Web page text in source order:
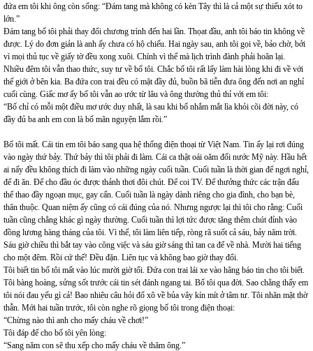
đứa em tôi khi ông còn sống: “Đám tang mà không có kèn Tây thì là cả một sự thiếu xót to
lớn.”
Đám tang bố tôi phải thay đổi chương trình đến hai lần. Thọat đầu, anh tôi báo tin không về
được. Lý do đơn giản là anh ấy chưa có hộ chiếu. Hai ngày sau, anh tôi gọi về, bảo chờ, bởi
vì mọi thủ tục về giấy tờ đều xong xuôi. Chính vì thế mà lịch trình đành phải hoãn lại.
Nhiều đêm tôi vẫn thao thức, suy tư về bố tôi. Chắc bố tôi rất lấy làm hài lòng khi đi về với
thế giới ở bên kia. Ba đứa con trai đều có mặt đầy đủ, buồn bã tiễn đưa ông đến nơi an nghỉ
cuối cùng. Giấc mơ ấy bố tôi vẫn ao ước từ lâu và ông thường thủ thỉ với em tôi:
“Bố chỉ có mỗi một điều mơ ước duy nhất, là sau khi bố nhắm mắt lìa khỏi cõi đời này, có
đầy đủ ba anh em con là bố mãn nguyện lắm rồi.”
Bố tôi mất. Cái tin em tôi báo sang qua hệ thống điện thoại từ Việt Nam. Tin ấy lại rơi đúng
vào ngày thứ bảy. Thứ bảy thì tôi phải đi làm. Cái ca thật oái oăm đối nước Mỹ này. Hầu hết
ai nấy đều không thích đi làm vào những ngày cuối tuần. Cuối tuần là thời gian để ngơi nghỉ,
để đi ăn. Để cho đầu óc được thảnh thơi đôi chút. Để coi TV. Để thưởng thức các trận đấu
thể thao đầy ngoạn mục, gay cấn. Cuối tuần là ngày dành riêng cho gia đình, cho bạn bè,
thân thuộc. Quan niệm ấy cũng có cái đúng của nó. Nhưng ngược lại thì tôi cho rằng: Cuối
tuần cũng chẳng khác gì ngày thường. Cuối tuần thì lợi tức được tăng thêm chút đỉnh vào
đồng lương hàng tháng của tôi. Vì thế, tôi làm liên tiếp, ròng rã suốt cả sáu, bảy năm trời.
Sáu giờ chiều thì bắt tay vào công việc và sáu giờ sáng thì tan ca để về nhà. Mười hai tiếng
cho một đêm. Rồi cứ thế! Đều đặn. Liên tục và không bao giờ thay đổi.
Tôi biết tin bố tôi mất vào lúc mười giờ tối. Đứa con trai lái xe vào hãng báo tin cho tôi biết.
Tôi bàng hoàng, sửng sốt trước cái tin sét đánh ngang tai. Bố tôi qua đời. Sao chẳng thấy em
tôi nói đau yếu gì cả! Bao nhiêu câu hỏi đổ xô về bủa vây kín mít ở tâm tư. Tôi nhăn mặt thờ
thẫn. Mới hai tuần trước, tôi còn nghe rõ giọng bố tôi trong điện thoại:
“Chừng nào thì anh cho mấy cháu về chơi!”
Tôi đáp để cho bố tôi yên lòng:
“Sang năm con sẽ thu xếp cho mấy cháu về thăm ông.”